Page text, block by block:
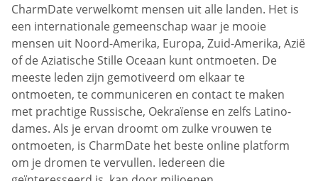
CharmDate verwelkomt mensen uit alle landen. Het is
een internationale gemeenschap waar je mooie
mensen uit Noord-Amerika, Europa, Zuid-Amerika, Azië
of de Aziatische Stille Oceaan kunt ontmoeten. De
meeste leden zijn gemotiveerd om elkaar te
ontmoeten, te communiceren en contact te maken
met prachtige Russische, Oekraïense en zelfs Latino-
dames. Als je ervan droomt om zulke vrouwen te
ontmoeten, is CharmDate het beste online platform
om je dromen te vervullen. Iedereen die